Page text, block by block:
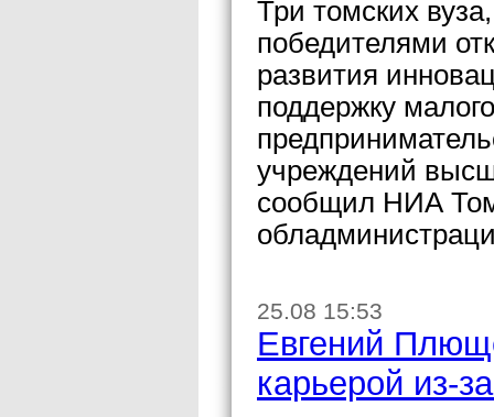
Три томских
победителями
развития
поддержку
учреждений
сообщил НИА
25.08 15:53
Евгений
карьерой из-